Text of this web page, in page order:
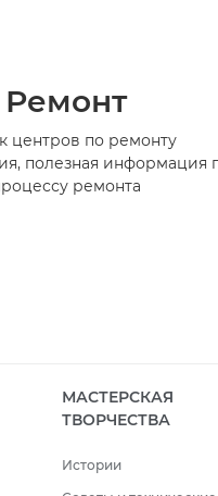
Ремонт
центров по ремонту
полезная информация
ремонта
МАСТЕРСКАЯ
ТВОРЧЕСТВА
Истории